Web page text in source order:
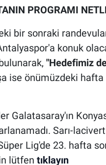
PROGRAMI
bir sonraki
konuk
"Hedefimiz
ise önümüzdeki
Galatasaray'ın
Sarı-
Lig'de 23. hafta
lütfen tıklayın